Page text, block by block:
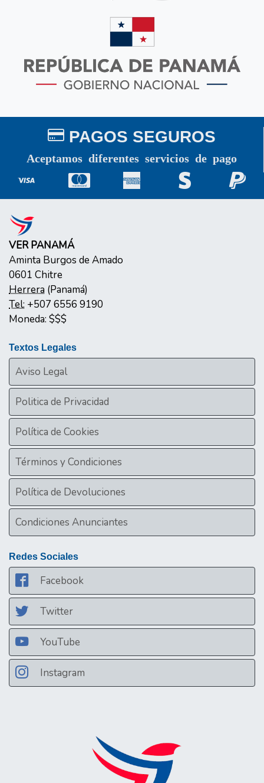
PAGOS SEGUROS
Aceptamos diferentes servicios de pago
VER PANAMÁ
Aminta Burgos de Amado
0601 Chitre
Herrera (Panamá)
Tel: +507 6556 9190
Moneda: $$$
Textos Legales
Aviso Legal
Politica de Privacidad
Política de Cookies
Términos y Condiciones
Política de Devoluciones
Condiciones Anunciantes
Redes Sociales
Facebook
Twitter
YouTube
Instagram